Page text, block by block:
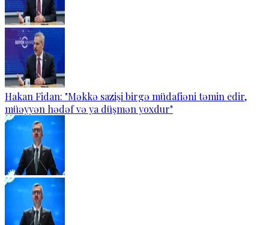
Hakan Fidan: "Məkkə sazişi birgə müdafiəni təmin edir,
müəyyən hədəf və ya düşmən yoxdur"